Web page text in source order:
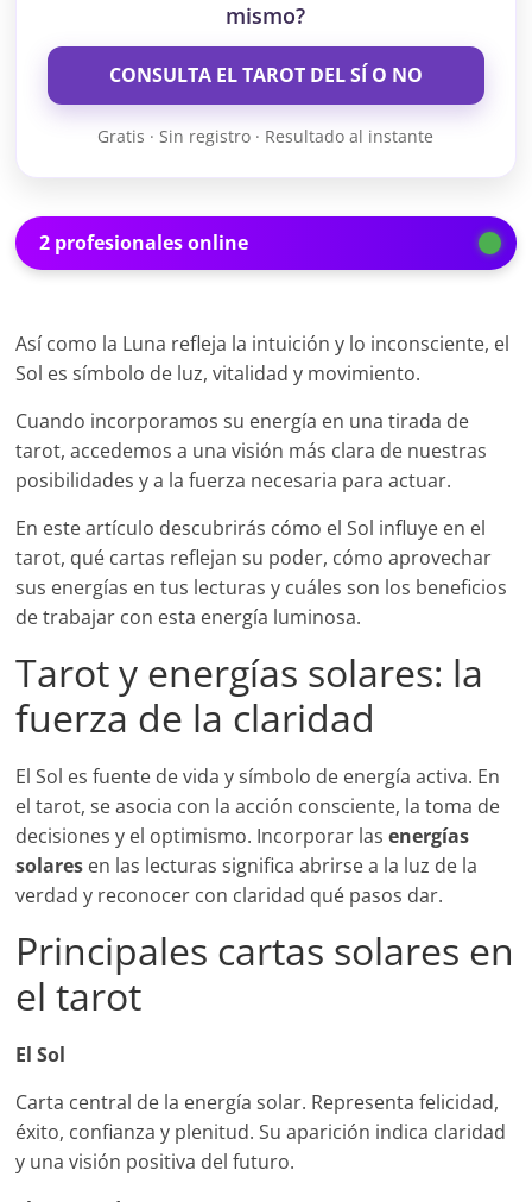
mismo?
CONSULTA EL TAROT DEL SÍ O NO
Gratis · Sin registro · Resultado al instante
2 profesionales online
Así como la Luna refleja la intuición y lo inconsciente, el
Sol es símbolo de luz, vitalidad y movimiento.
Cuando incorporamos su energía en una tirada de
tarot, accedemos a una visión más clara de nuestras
posibilidades y a la fuerza necesaria para actuar.
En este artículo descubrirás cómo el Sol influye en el
tarot, qué cartas reflejan su poder, cómo aprovechar
sus energías en tus lecturas y cuáles son los beneficios
de trabajar con esta energía luminosa.
Tarot y energías solares: la
fuerza de la claridad
El Sol es fuente de vida y símbolo de energía activa. En
el tarot, se asocia con la acción consciente, la toma de
decisiones y el optimismo. Incorporar lasenergías
solares en las lecturas significa abrirse a la luz de la
verdad y reconocer con claridad qué pasos dar.
Principales cartas solares en
el tarot
El Sol
Carta central de la energía solar. Representa felicidad,
éxito, confianza y plenitud. Su aparición indica claridad
y una visión positiva del futuro.